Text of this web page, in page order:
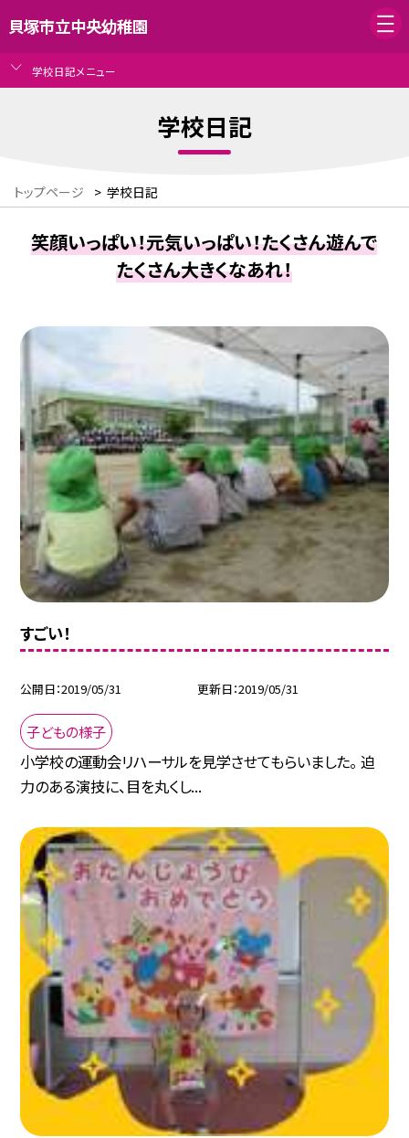
貝塚市立中央幼稚園
学校日記メニュー
学校日記
トップページ > 学校日記
笑顔いっぱい！元気いっぱい！たくさん遊んで
たくさん大きくなあれ！
すごい！
公開日 2019/05/31 更新日 2019/05/31
子どもの様子
小学校の運動会リハーサルを見学させてもらいました。 迫
力のある演技に、目を丸くし...